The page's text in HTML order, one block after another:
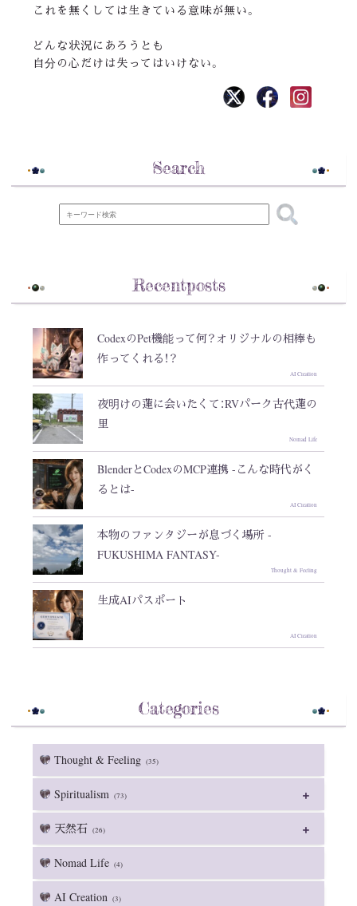
これを無くしては生きている意味が無い。
どんな状況にあろうとも
自分の心だけは失ってはいけない。
Search
Recentposts
CodexのPet機能って何？オリジナルの相棒も
作ってくれる！？
AI Creation
夜明けの蓮に会いたくて：RVパーク古代蓮の
里
Nomad Life
BlenderとCodexのMCP連携 -こんな時代がく
るとは-
AI Creation
本物のファンタジーが息づく場所 -
FUKUSHIMA FANTASY-
Thought & Feeling
生成AIパスポート
AI Creation
Categories
Thought & Feeling (35)
Spiritualism (73)
天然石 (26)
Nomad Life (4)
AI Creation (3)